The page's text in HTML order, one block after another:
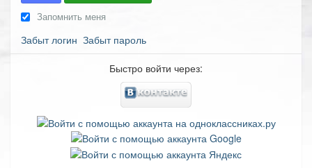
Запомнить меня
Забыт логин Забыт пароль
Быстро войти через: